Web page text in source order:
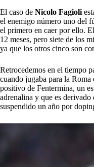
El caso de Nicolo Fagioli
el enemigo número uno del
el primero en caer por ello.
12 meses, pero siete de los
ya que los otros cinco son
Retrocedemos en el tiempo
cuando jugaba para la
positivo de Fentermina, un
adrenalina y que es
suspendido un año por